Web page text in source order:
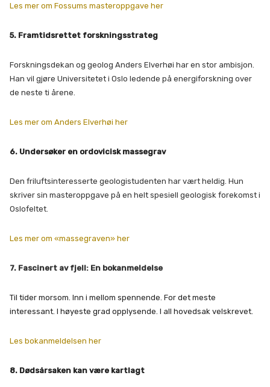
Les mer om Fossums masteroppgave her
5. Framtidsrettet forskningsstrateg
Forskningsdekan og geolog Anders Elverhøi har en stor ambisjon.
Han vil gjøre Universitetet i Oslo ledende på energiforskning over
de neste ti årene.
Les mer om Anders Elverhøi her
6. Undersøker en ordovicisk massegrav
Den friluftsinteresserte geologistudenten har vært heldig. Hun
skriver sin masteroppgave på en helt spesiell geologisk forekomst i
Oslofeltet.
Les mer om «massegraven» her
7. Fascinert av fjell: En bokanmeldelse
Til tider morsom. Inn i mellom spennende. For det meste
interessant. I høyeste grad opplysende. I all hovedsak velskrevet.
Les bokanmeldelsen her
8. Dødsårsaken kan være kartlagt